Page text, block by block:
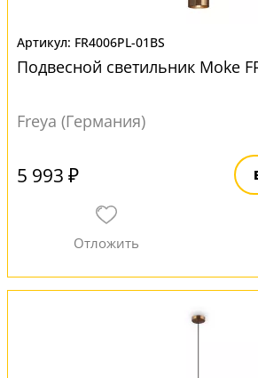
FR4006PL-01BS
Подвесной светильник Moke
Freya (Германия)
5 993 ₽